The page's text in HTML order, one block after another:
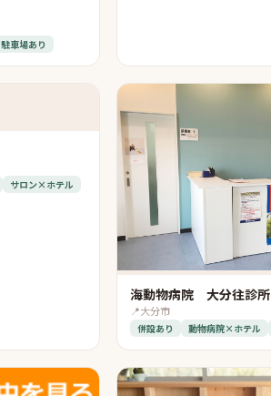
駐車場あり
サロン×ホテル
海動物病院 大分往診所
📍大分市
併設あり 動物病院×ホテル